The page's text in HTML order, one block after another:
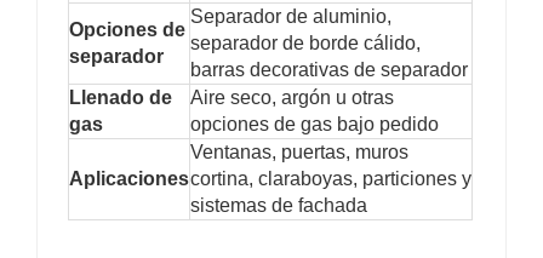
Opciones de
separador
Separador de aluminio,
separador de borde cálido,
barras decorativas de separador
Llenado de
gas
Aire seco, argón u otras
opciones de gas bajo pedido
Aplicaciones
Ventanas, puertas, muros
cortina, claraboyas, particiones y
sistemas de fachada